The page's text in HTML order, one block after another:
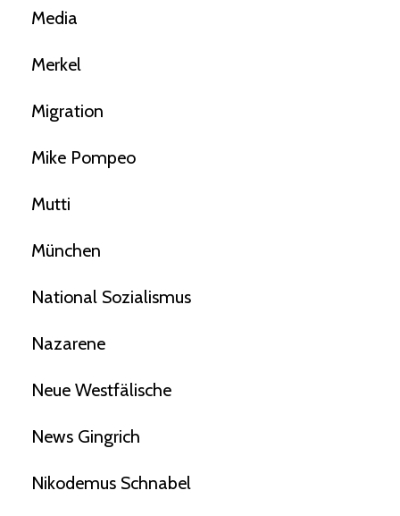
Media
Merkel
Migration
Mike Pompeo
Mutti
München
National Sozialismus
Nazarene
Neue Westfälische
News Gingrich
Nikodemus Schnabel